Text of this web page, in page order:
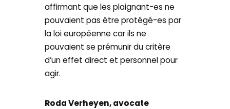
affirmant que les plaignant-es ne
pouvaient pas être protégé-es par
la loi européenne car ils ne
pouvaient se prémunir du critère
d’un effet direct et personnel pour
agir.
Roda Verheyen, avocate